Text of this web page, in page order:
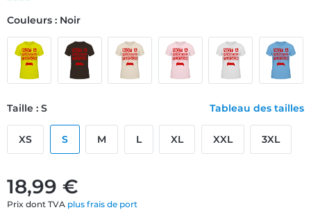
18,99 €
Prix dont TVA plus frais de port
Couleurs : Noir
Taille : S Tableau des tailles
XS S M L XL XXL 3XL